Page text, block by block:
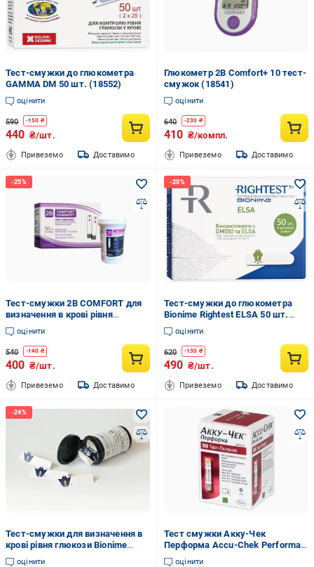
Тест-смужки до глюкометра
GAMMA DM 50 шт. (18552)
оцінити
590 -150 ₴
440 ₴/шт.
Привеземо Доставимо
Глюкометр 2B Comfort+ 10 тест-
смужок (18541)
оцінити
640 -230 ₴
410 ₴/компл.
Привеземо Доставимо
Тест-смужки 2B COMFORT для
визначення в крові рівня
глюкози 50 шт. (18549)
оцінити
540 -140 ₴
400 ₴/шт.
Привеземо Доставимо
Тест-смужки до глюкометра
Bionime Rightest ELSA 50 шт.
(18550)
оцінити
620 -130 ₴
490 ₴/шт.
Привеземо Доставимо
Тест-смужки для визначення в
крові рівня глюкози Bionime
Rightest GS300 50 шт. (18551)
оцінити
Тест смужки Акку-Чек
Перформа Accu-Chek Performa
№50 (AN001098)
оцінити